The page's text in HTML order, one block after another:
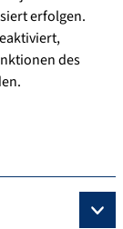
erfolgen.
des